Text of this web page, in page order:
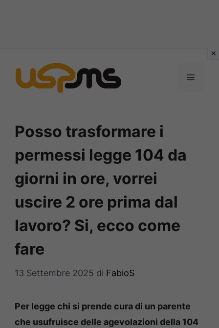
contenuto
MENU
Posso trasformare i
permessi legge 104 da
giorni in ore, vorrei
uscire 2 ore prima dal
lavoro? Si, ecco come
fare
13 Settembre 2025 di FabioS
Per legge chi si prende cura di un parente
che usufruisce delle agevolazioni della 104